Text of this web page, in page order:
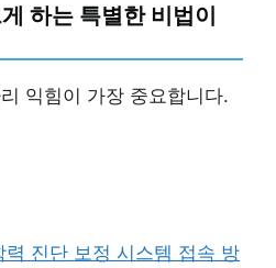
하는 특별한 비법이
익힘이 가장 중요합니다.
력 진단 보정 시스템 접속 방